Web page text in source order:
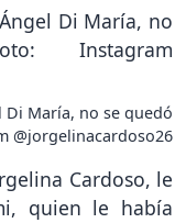
Di María, no se quedó
@jorgelinacardoso26
Cardoso, le
quien le había